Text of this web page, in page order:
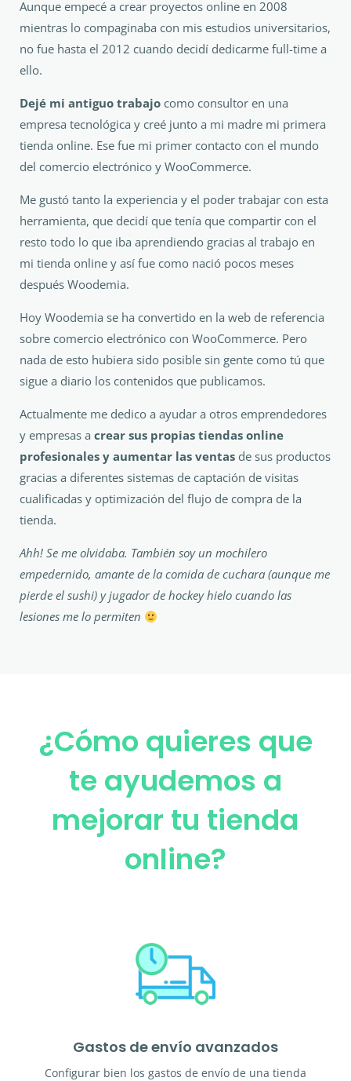
Aunque empecé a crear proyectos online en 2008
mientras lo compaginaba con mis estudios universitarios,
no fue hasta el 2012 cuando decidí dedicarme full-time a
ello.
Dejé mi antiguo trabajocomo consultor en una
empresa tecnológica y creé junto a mi madre mi primera
tienda online. Ese fue mi primer contacto con el mundo
del comercio electrónico y WooCommerce.
Me gustó tanto la experiencia y el poder trabajar con esta
herramienta, que decidí que tenía que compartir con el
resto todo lo que iba aprendiendo gracias al trabajo en
mi tienda online y así fue como nació pocos meses
después Woodemia.
Hoy Woodemia se ha convertido en la web de referencia
sobre comercio electrónico con WooCommerce. Pero
nada de esto hubiera sido posible sin gente como tú que
sigue a diario los contenidos que publicamos.
Actualmente me dedico a ayudar a otros emprendedores
y empresas a crear sus propias tiendas online
profesionales y aumentar las ventasde sus productos
gracias a diferentes sistemas de captación de visitas
cualificadas y optimización del flujo de compra de la
tienda.
Ahh! Se me olvidaba. También soy un mochilero
empedernido, amante de la comida de cuchara (aunque me
pierde el sushi) y jugador de hockey hielo cuando las
lesiones me lo permiten
¿Cómo quieres que
te ayudemos a
mejorar tu tienda
online?
Gastos de envío avanzados
Configurar bien los gastos de envío de una tienda